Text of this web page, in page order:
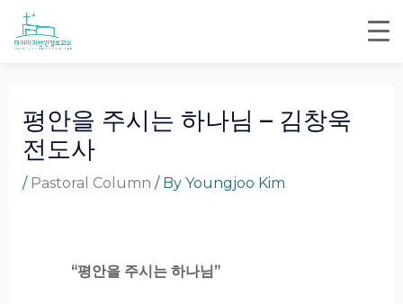
Skip
content
평안을 주시는 하나님 – 김창욱
전도사
/ Pastoral Column / By Youngjoo Kim
“평안을 주시는 하나님”
Post
navigation